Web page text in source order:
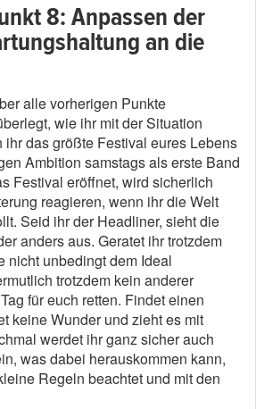
8: Anpassen der
an die
alle vorherigen Punkte
wie ihr mit der Situation
ihr das größte Festival eures Lebens
Ambition samstags als erste Band
Festival eröffnet, wird sicherlich
reagieren, wenn ihr die Welt
Seid ihr der Headliner, sieht die
anders aus. Geratet ihr trotzdem
nicht unbedingt dem Ideal
trotzdem kein anderer
für euch retten. Findet einen
keine Wunder und zieht es mit
werdet ihr ganz sicher auch
was dabei herauskommen kann,
Regeln beachtet und mit den